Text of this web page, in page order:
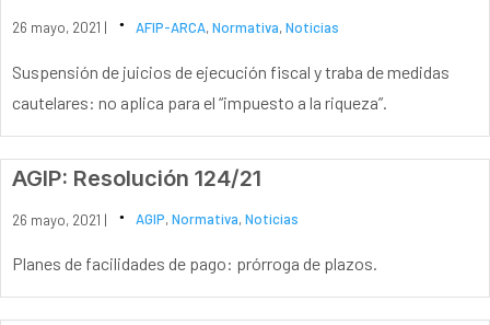
26 mayo, 2021 | AFIP-ARCA,Normativa,Noticias
Suspensión de juicios de ejecución fiscal y traba de medidas
cautelares: no aplica para el “impuesto a la riqueza”.
AGIP: Resolución 124/21
26 mayo, 2021 | AGIP,Normativa,Noticias
Planes de facilidades de pago: prórroga de plazos.